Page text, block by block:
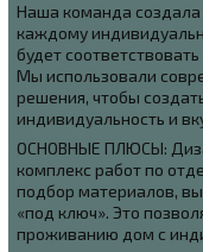
Наша команда создала
каждому
будет
Мы использовали
решения, чтобы
индивидуальность и
ОСНОВНЫЕ ПЛЮСЫ:
комплекс работ по
подбор материалов,
«под ключ». Это
проживанию дом с